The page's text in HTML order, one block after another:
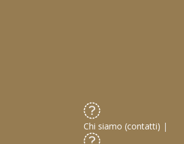
Chi siamo (contatti) |